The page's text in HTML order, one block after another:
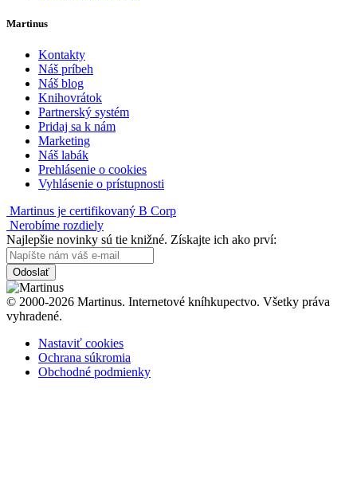
Martinus
Kontakty
Náš príbeh
Náš blog
Knihovrátok
Partnerský systém
Pridaj sa k nám
Marketing
Náš labák
Prehlásenie o cookies
Vyhlásenie o prístupnosti
Martinus je certifikovaný B Corp
Nerobíme rozdiely
Najlepšie novinky sú tie knižné. Získajte ich ako prví:
Odoslať
© 2000-2026 Martinus. Internetové kníhkupectvo. Všetky práva
vyhradené.
Nastaviť cookies
Ochrana súkromia
Obchodné podmienky